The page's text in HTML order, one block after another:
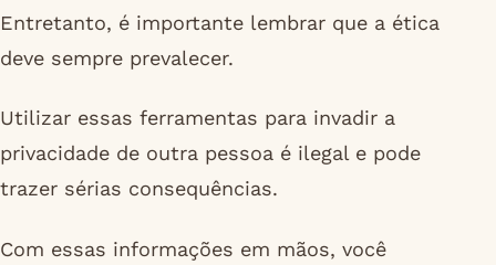
Entretanto, é importante lembrar que a ética
deve sempre prevalecer.
Utilizar essas ferramentas para invadir a
privacidade de outra pessoa é ilegal e pode
trazer sérias consequências.
Com essas informações em mãos, você